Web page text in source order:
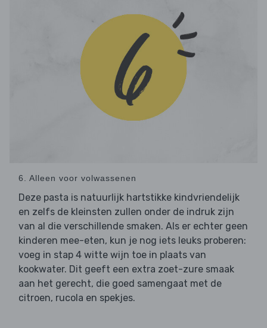
6. Alleen voor volwassenen
Deze pasta is natuurlijk hartstikke kindvriendelijk
en zelfs de kleinsten zullen onder de indruk zijn
van al die verschillende smaken. Als er echter geen
kinderen mee-eten, kun je nog iets leuks proberen:
voeg in stap 4 witte wijn toe in plaats van
kookwater. Dit geeft een extra zoet-zure smaak
aan het gerecht, die goed samengaat met de
citroen, rucola en spekjes.